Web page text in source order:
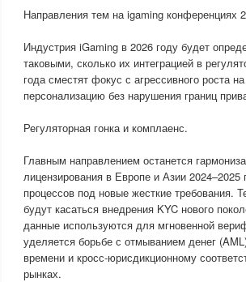
Направления тем на igaming конференциях
Индустрия iGaming в 2026 году будет
таковыми, сколько их интеграцией в
года сместят фокус с агрессивного роста
персонализацию без нарушения границ
Регуляторная гонка и комплаенс.
Главным направлением останется
лицензирования в Европе и Азии
процессов под новые жесткие требования.
будут касаться внедрения KYC нового
данные используются для мгновенной
уделяется борьбе с отмыванием денег
времени и кросс-юрисдикционному
рынках.